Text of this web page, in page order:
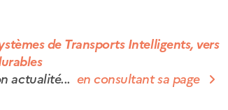
de Transports Intelligents, vers
actualité... en consultant sa page